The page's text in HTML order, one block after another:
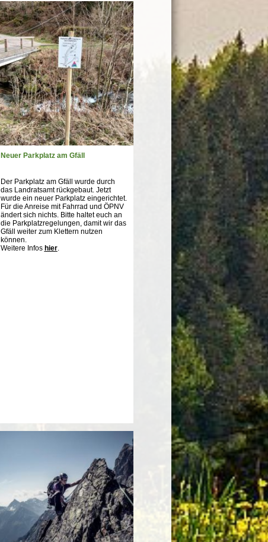
Neuer Parkplatz am Gfäll
Der Parkplatz am Gfäll wurde durch
das Landratsamt rückgebaut. Jetzt
wurde ein neuer Parkplatz eingerichtet.
Für die Anreise mit Fahrrad und ÖPNV
ändert sich nichts. Bitte haltet euch an
die Parkplatzregelungen, damit wir das
Gfäll weiter zum Klettern nutzen
können.
Weitere Infos hier.